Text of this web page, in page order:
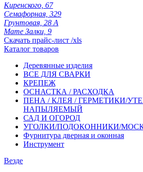
Киренского, 67
Семафорная, 329
Грунтовая, 28 А
Мате Залки, 9
Скачать прайс-лист /xls
Каталог товаров
Деревянные изделия
ВСЕ ДЛЯ СВАРКИ
КРЕПЕЖ
ОСНАСТКА / РАСХОДКА
ПЕНА / КЛЕЯ / ГЕРМЕТИКИ/
НАПЫЛЯЕМЫЙ
САД И ОГОРОД
УГОЛКИ/ПОДОКОННИКИ/
Фурнитура дверная и оконная
Инструмент
Везде